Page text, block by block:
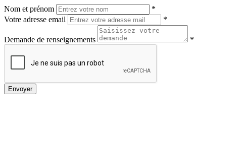
Nom et prénom
*
Votre adresse email
*
Demande de renseignements *
Envoyer